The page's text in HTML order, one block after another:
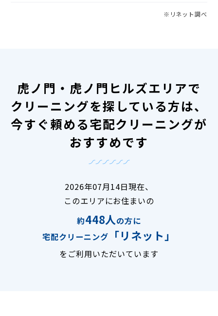
※リネット調べ
虎ノ門・虎ノ門ヒルズエリアで
クリーニングを探している方は、
今すぐ頼める宅配クリーニングが
おすすめです
2026年07月14日現在、
このエリアにお住まいの
約448人の方に
宅配クリーニング
「リネット」
をご利用いただいています